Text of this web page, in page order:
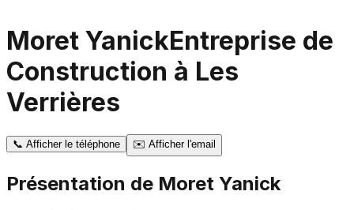
Moret YanickEntreprise de
Construction à Les
Verrières
📞 Afficher le téléphone ✉️ Afficher l'email
Présentation de Moret Yanick